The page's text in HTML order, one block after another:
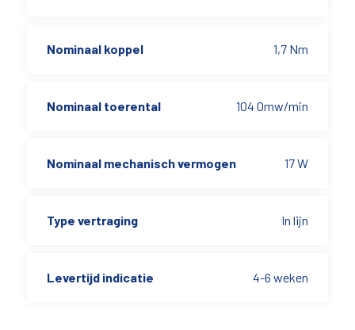
Nominaal koppel 1,7 Nm
Nominaal toerental 104 Omw/min
Nominaal mechanisch vermogen 17 W
Type vertraging In lijn
Levertijd indicatie 4-6 weken